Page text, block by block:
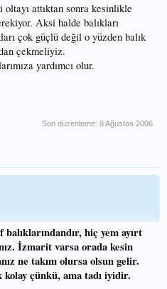
oltayı attıktan sonra kesinlikle
Aksi halde balıkları
çok güçlü değil o yüzden balık
çekmeliyiz.
yardımcı olur.
Son düzenleme: 8 Ağustos 2006
hiç yem ayırt
İzmarit varsa orada kesin
ne takım olursa olsun gelir.
kolay çünkü, ama tadı iyidir.